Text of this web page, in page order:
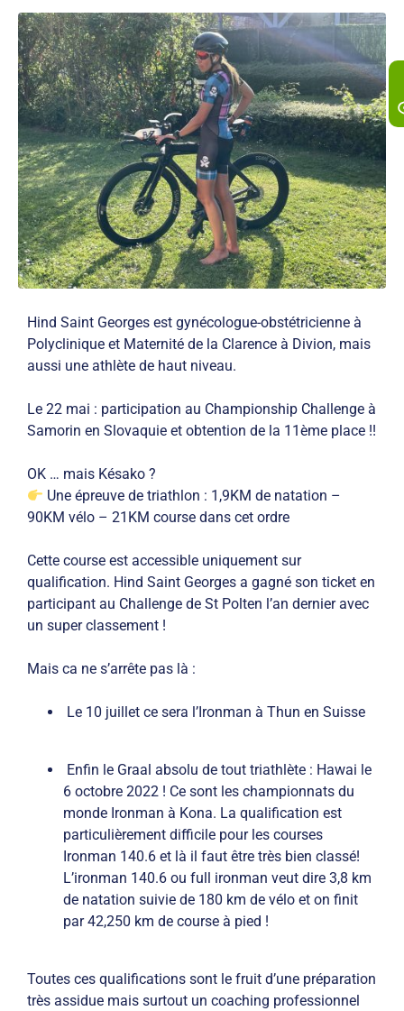
Hind Saint Georges est gynécologue-obstétricienne à
Polyclinique et Maternité de la Clarence à Divion, mais
aussi une athlète de haut niveau.
Le 22 mai : participation au Championship Challenge à
Samorin en Slovaquie et obtention de la 11ème place !!
OK … mais Késako ?
Une épreuve de triathlon : 1,9KM de natation –
90KM vélo – 21KM course dans cet ordre
Cette course est accessible uniquement sur
qualification. Hind Saint Georges a gagné son ticket en
participant au Challenge de St Polten l’an dernier avec
un super classement !
Mais ca ne s’arrête pas là :
Le 10 juillet ce sera l’Ironman à Thun en Suisse
Enfin le Graal absolu de tout triathlète : Hawai le
6 octobre 2022 ! Ce sont les championnats du
monde Ironman à Kona. La qualification est
particulièrement difficile pour les courses
Ironman 140.6 et là il faut être très bien classé!
L’ironman 140.6 ou full ironman veut dire 3,8 km
de natation suivie de 180 km de vélo et on finit
par 42,250 km de course à pied !
Toutes ces qualifications sont le fruit d’une préparation
très assidue mais surtout un coaching professionnel